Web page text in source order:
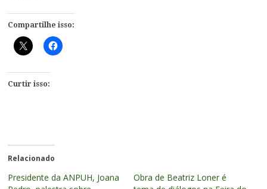
Compartilhe isso:
Curtir isso:
Relacionado
Presidente da ANPUH, Joana
Obra de Beatriz Loner é